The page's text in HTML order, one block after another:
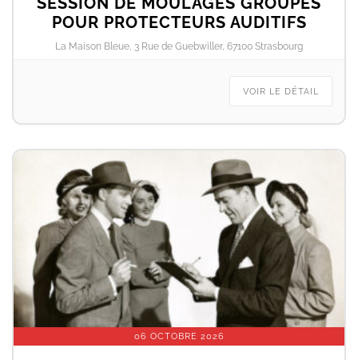
POUR PROTECTEURS AUDITIFS
La Maison Bleue, 3 Rue de Guebwiller, 67100 Strasbourg
VOIR LE DÉTAIL
06 OCTOBRE 2026